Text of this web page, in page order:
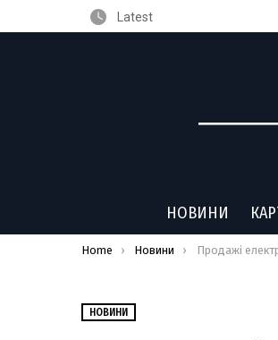
Latest
НОВИНИ
You are here:
Home Новини Продажі
НОВИНИ